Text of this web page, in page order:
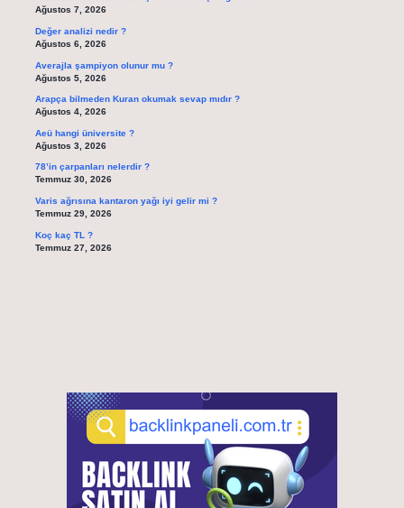
Ağustos 7, 2026
Değer analizi nedir ?
Ağustos 6, 2026
Averajla şampiyon olunur mu ?
Ağustos 5, 2026
Arapça bilmeden Kuran okumak sevap mıdır ?
Ağustos 4, 2026
Aeü hangi üniversite ?
Ağustos 3, 2026
78’in çarpanları nelerdir ?
Temmuz 30, 2026
Varis ağrısına kantaron yağı iyi gelir mi ?
Temmuz 29, 2026
Koç kaç TL ?
Temmuz 27, 2026